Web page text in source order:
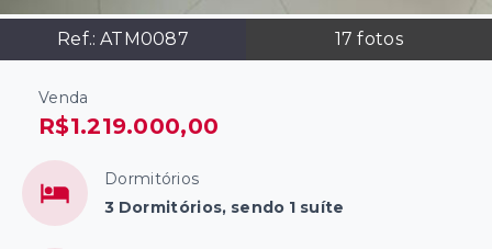
Ref.: ATM0087 17 fotos
Venda
R$1.219.000,00
Dormitórios
3 Dormitórios, sendo 1 suíte